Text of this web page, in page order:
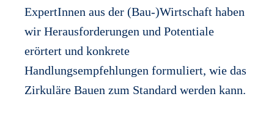
ExpertInnen aus der (Bau-)Wirtschaft haben
wir Herausforderungen und Potentiale
erörtert und konkrete
Handlungsempfehlungen formuliert, wie das
Zirkuläre Bauen zum Standard werden kann.